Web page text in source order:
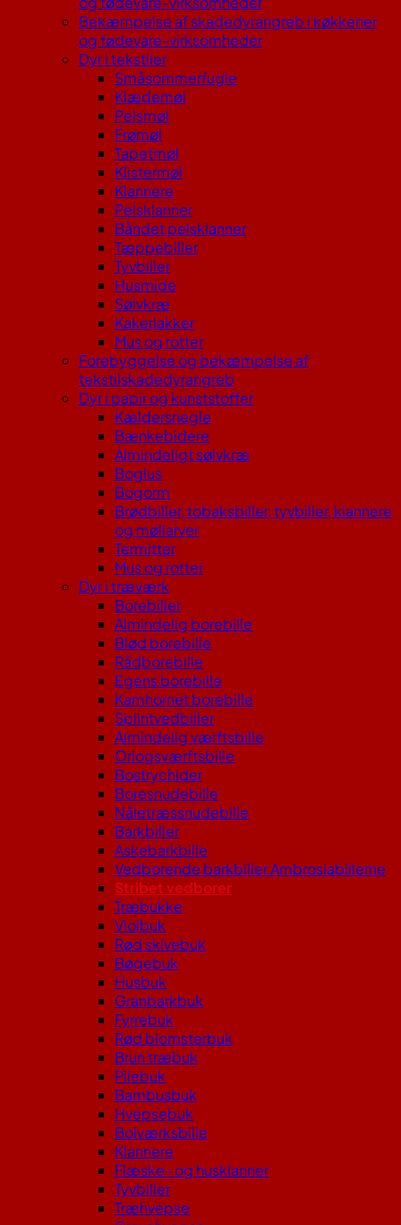
Bekæmpelse af skadedyrangreb i køkkener
og fødevare-virksomheder
Dyr i tekstiler
Småsommerfugle
Klædemøl
Pelsmøl
Frømøl
Tapetmøl
Klistermøl
Klannere
Pelsklanner
Båndet pelsklanner
Tæppebiller
Tyvbiller
Husmide
Sølvkræ
Kakerlakker
Mus og rotter
Forebyggelse og bekæmpelse af
tekstilskadedyrangreb
Dyr i papir og kunststoffer
Kældersnegle
Bænkebidere
Almindeligt sølvkræ
Boglus
Bogorm
Brødbiller, tobaksbiller, tyvbiller, klannere
og møllarver
Termitter
Mus og rotter
Dyr i træværk
Borebiller
Almindelig borebille
Blød borebille
Rådborebille
Egens borebille
Kamhornet borebille
Splintvedbiller
Almindelig værftsbille
Orlogsværftsbille
Bostrychider
Boresnudebille
Nåletræssnudebille
Barkbiller
Askebarkbille
Vedborende barkbiller Ambrosiabillerne
Stribet vedborer
Træbukke
Violbuk
Rød skivebuk
Bøgebuk
Husbuk
Granbarkbuk
Fyrrebuk
Rød blomsterbuk
Brun træbuk
Pilebuk
Bambusbuk
Hvepsebuk
Bolværksbille
Klannere
Flæske- og husklanner
Tyvbiller
Træhvepse